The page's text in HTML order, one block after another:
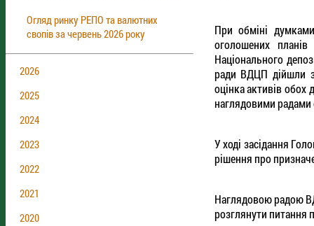
Огляд ринку РЕПО та валютних
свопів за червень 2026 року
2026
2025
2024
2023
2022
2021
2020
При обміні
оголошених
Національного
ради ВДЦП дійшли
оцінка активів обох
наглядовими радами
У ході засідання
рішення про
Наглядовою радою
розглянути питання